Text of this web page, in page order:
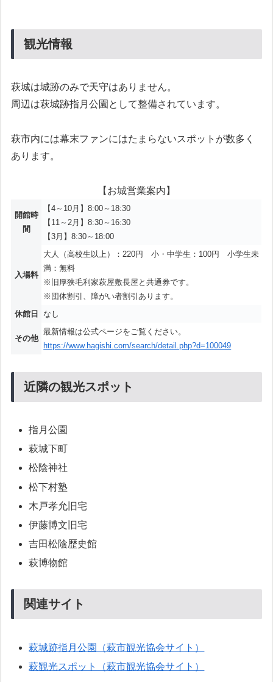
観光情報
萩城は城跡のみで天守はありません。
周辺は萩城跡指月公園として整備されています。
萩市内には幕末ファンにはたまらないスポットが数多く
あります。
【お城営業案内】
開館時
間
【4～10月】8:00～18:30
【11～2月】8:30～16:30
【3月】8:30～18:00
入場料
大人（高校生以上）：220円 小・中学生：100円 小学生未
満：無料
※旧厚狭毛利家萩屋敷長屋と共通券です。
※団体割引、障がい者割引あります。
休館日
なし
その他
最新情報は公式ページをご覧ください。
https://www.hagishi.com/search/detail.php?d=100049
近隣の観光スポット
指月公園
萩城下町
松陰神社
松下村塾
木戸孝允旧宅
伊藤博文旧宅
吉田松陰歴史館
萩博物館
関連サイト
萩城跡指月公園（萩市観光協会サイト）
萩観光スポット（萩市観光協会サイト）